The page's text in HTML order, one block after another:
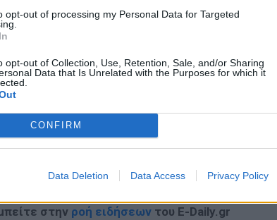
opt-out of processing my Personal Data for Targeted
opt-out of Collection, Use, Retention, Sale, and/or Sharing
Data that Is Unrelated with the Purposes for which it
CONFIRM
Data Deletion Data Access Privacy Policy
στο
στην ροή ειδήσεων του E-Daily.gr